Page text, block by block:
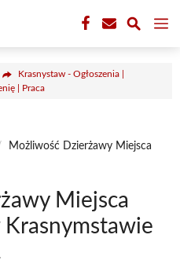
Krasnystaw - Ogłoszenia |
| Praca
Możliwość Dzierżawy Miejsca
Miejsca